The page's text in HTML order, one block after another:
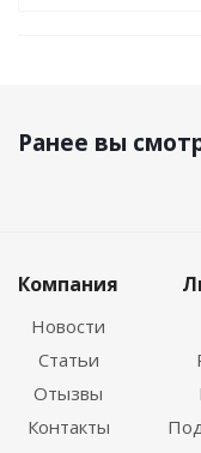
Ранее вы
Компания
Новости
Статьи
Отызвы
Контакты